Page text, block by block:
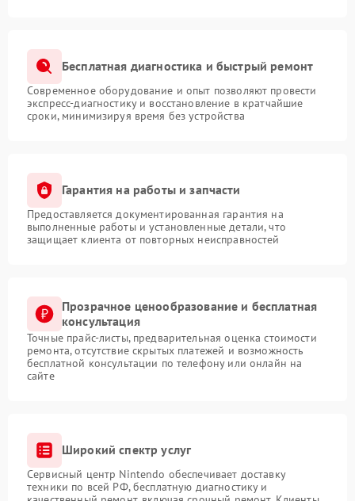
Бесплатная диагностика и быстрый ремонт
Современное оборудование и опыт позволяют провести
экспресс-диагностику и восстановление в кратчайшие
сроки, минимизируя время без устройства
Гарантия на работы и запчасти
Предоставляется документированная гарантия на
выполненные работы и установленные детали, что
защищает клиента от повторных неисправностей
Прозрачное ценообразование и бесплатная
консультация
Точные прайс-листы, предварительная оценка стоимости
ремонта, отсутствие скрытых платежей и возможность
бесплатной консультации по телефону или онлайн на
сайте
Широкий спектр услуг
Сервисный центр Nintendo обеспечивает доставку
техники по всей РФ, бесплатную диагностику и